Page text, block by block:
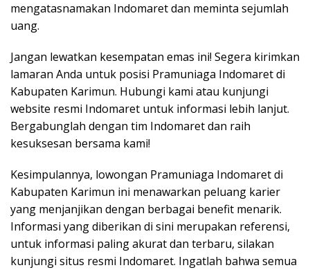
mengatasnamakan Indomaret dan meminta sejumlah
uang.
Jangan lewatkan kesempatan emas ini! Segera kirimkan
lamaran Anda untuk posisi Pramuniaga Indomaret di
Kabupaten Karimun. Hubungi kami atau kunjungi
website resmi Indomaret untuk informasi lebih lanjut.
Bergabunglah dengan tim Indomaret dan raih
kesuksesan bersama kami!
Kesimpulannya, lowongan Pramuniaga Indomaret di
Kabupaten Karimun ini menawarkan peluang karier
yang menjanjikan dengan berbagai benefit menarik.
Informasi yang diberikan di sini merupakan referensi,
untuk informasi paling akurat dan terbaru, silakan
kunjungi situs resmi Indomaret. Ingatlah bahwa semua